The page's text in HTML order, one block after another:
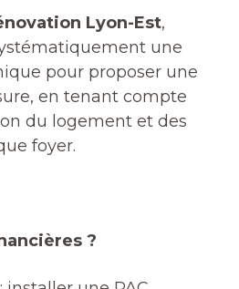
Lyon-Est,
une
pour proposer une
en tenant compte
du logement et des
foyer.
?